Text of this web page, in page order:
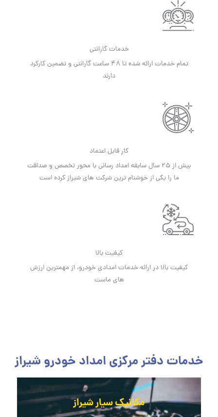
خدمات گارانتی
تمام خدمات ارائه شده تا 48 ساعت گارانتی و تضمین کارکرد
دارند
کار قابل اعتماد
بیش از 25 سال سابقه امداد رسانی با محور تخصص و صداقت
ما را یکی از خوشنام ترین شرکت های شیراز کرده است
کیفیت بالا
کیفیت بالا در ارائه خدمات امدادی خودرو، از مهمترین ارزش
های ماست
خدمات دفتر مرکزی امداد خودرو شیراز
مکانیک سیار شیراز